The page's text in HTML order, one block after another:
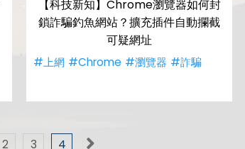
【科技新知】Chrome瀏覽器如何封
鎖詐騙釣魚網站？擴充插件自動攔截
可疑網址
#上網 #Chrome #瀏覽器 #詐騙
2 3 4